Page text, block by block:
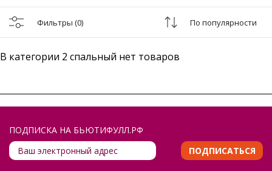
Фильтры (0) По популярности
В категории 2 спальный нет товаров
ПОДПИСКА НА БЬЮТИФУЛЛ.РФ
ПОДПИСАТЬСЯ